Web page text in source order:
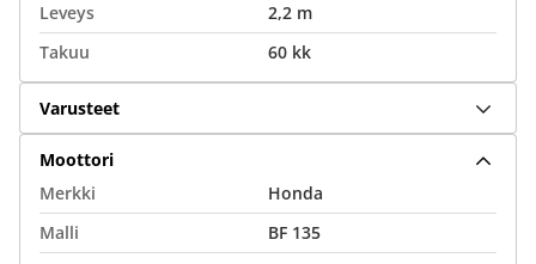
Leveys
2,2 m
Takuu
60 kk
Varusteet
Moottori
Merkki
Honda
Malli
BF 135